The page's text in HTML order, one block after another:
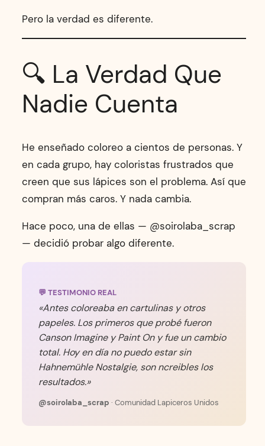
Pero la verdad es diferente.
🔍 La Verdad Que
Nadie Cuenta
He enseñado coloreo a cientos de personas. Y
en cada grupo, hay coloristas frustrados que
creen que sus lápices son el problema. Así que
compran más caros. Y nada cambia.
Hace poco, una de ellas — @soirolaba_scrap
— decidió probar algo diferente.
💬 TESTIMONIO REAL
«Antes coloreaba en cartulinas y otros
papeles. Los primeros que probé fueron
Canson Imagine y Paint On y fue un cambio
total. Hoy en día no puedo estar sin
Hahnemühle Nostalgie, son ncreibles los
resultados.»
@soirolaba_scrap · Comunidad Lapiceros Unidos